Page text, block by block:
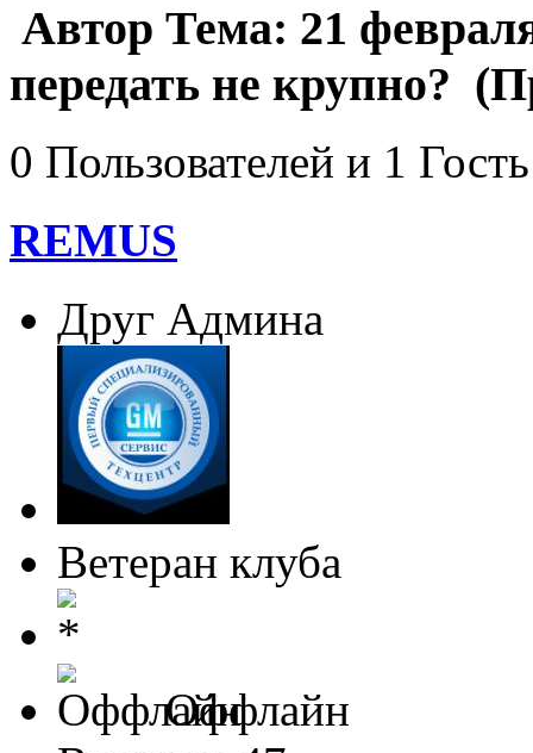
Автор Тема: 21
передать не крупно?
0 Пользователей и 1
REMUS
Друг Админа
Ветеран клуба
Оффлайн